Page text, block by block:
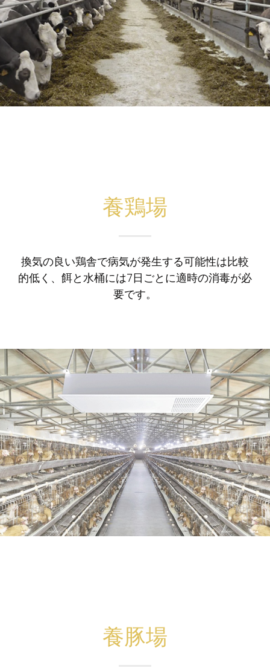
養鶏場
換気の良い鶏舎で病気が発生する可能性は比較
的低く、餌と水桶には7日ごとに適時の消毒が必
要です。
養豚場